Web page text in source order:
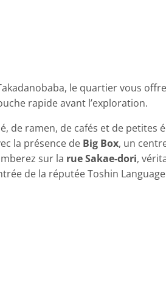
le quartier vous
rapide avant l’exploration.
ramen, de cafés et de petites
la présence de Big Box, un
sur la rue Sakae-dori,
de la réputée Toshin Language